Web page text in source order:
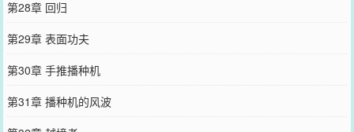
第28章 回归
第29章 表面功夫
第30章 手推播种机
第31章 播种机的风波